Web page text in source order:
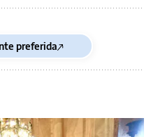
preferida